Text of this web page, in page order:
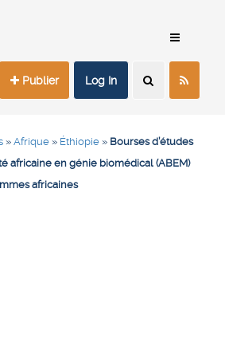
Publier Log In
» Afrique » Éthiopie » Bourses d’études
africaine en génie biomédical (ABEM)
africaines